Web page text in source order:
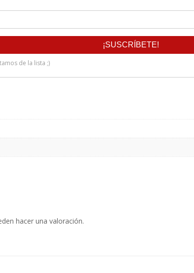
hacer una valoración.